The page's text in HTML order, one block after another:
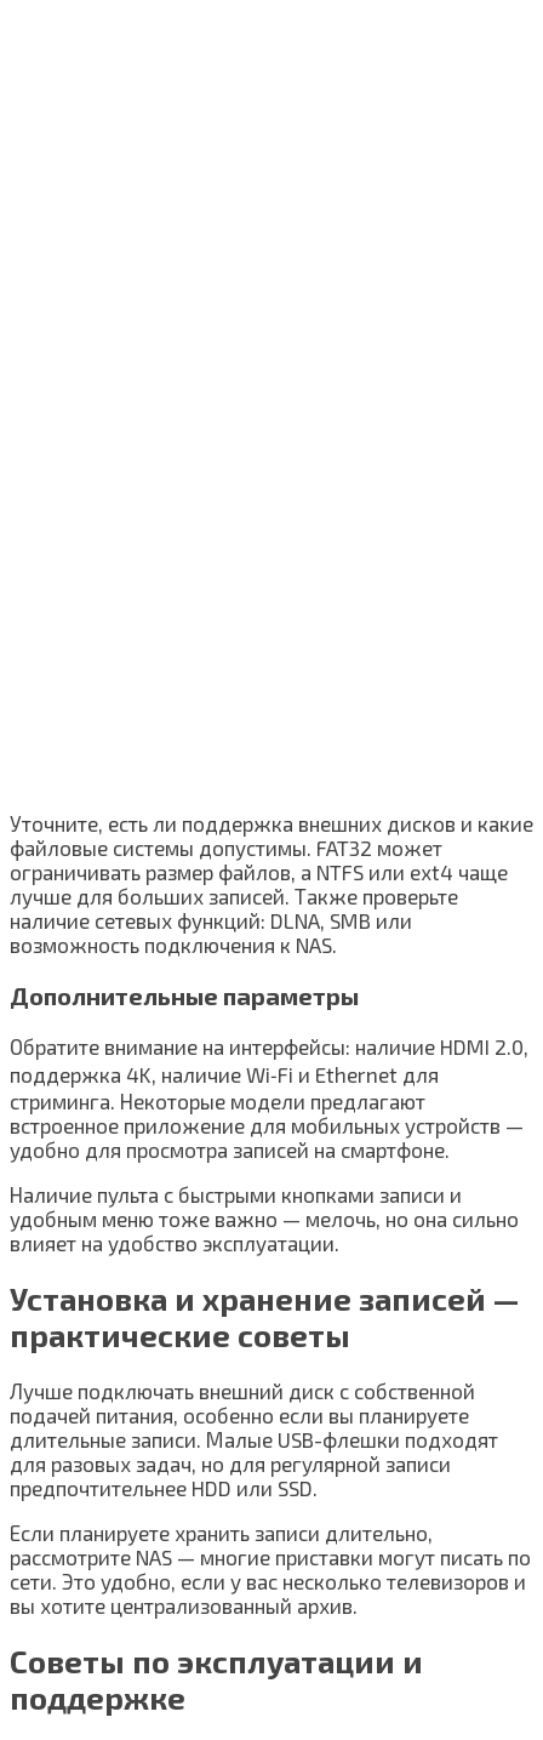
Уточните, есть ли поддержка внешних дисков и какие
файловые системы допустимы. FAT32 может
ограничивать размер файлов, а NTFS или ext4 чаще
лучше для больших записей. Также проверьте
наличие сетевых функций: DLNA, SMB или
возможность подключения к NAS.
Дополнительные параметры
Обратите внимание на интерфейсы: наличие HDMI 2.0,
поддержка 4K, наличие Wi‑Fi и Ethernet для
стриминга. Некоторые модели предлагают
встроенное приложение для мобильных устройств —
удобно для просмотра записей на смартфоне.
Наличие пульта с быстрыми кнопками записи и
удобным меню тоже важно — мелочь, но она сильно
влияет на удобство эксплуатации.
Установка и хранение записей —
практические советы
Лучше подключать внешний диск с собственной
подачей питания, особенно если вы планируете
длительные записи. Малые USB-флешки подходят
для разовых задач, но для регулярной записи
предпочтительнее HDD или SSD.
Если планируете хранить записи длительно,
рассмотрите NAS — многие приставки могут писать по
сети. Это удобно, если у вас несколько телевизоров и
вы хотите централизованный архив.
Советы по эксплуатации и
поддержке